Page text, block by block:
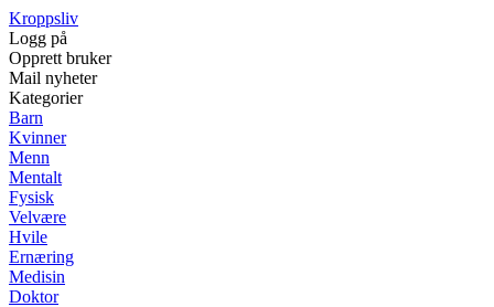
Kroppsliv
Logg på
Opprett bruker
Mail nyheter
Kategorier
Barn
Kvinner
Menn
Mentalt
Fysisk
Velvære
Hvile
Ernæring
Medisin
Doktor